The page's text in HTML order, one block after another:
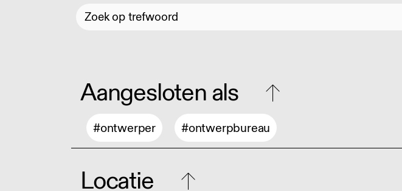
Aangesloten als
#ontwerper #ontwerpbureau
Locatie